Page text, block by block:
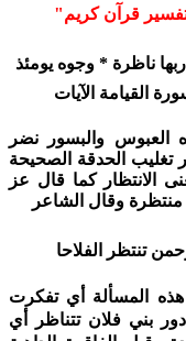
قرآن كريم"
ناظرة * وجوه يومئذ
القيامة الآيات
العبوس والبسور نضر
تغليب الحدقة الصحيحة
الانتظار كما قال عز
وقال الشاعر
تنتظر الفلاحا
المسألة أي تفكرت
بني فلان تتناظر أي